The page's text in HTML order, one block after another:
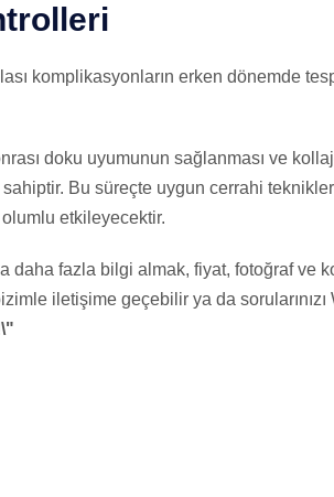
komplikasyonların erken dönemde
doku uyumunun sağlanması ve
sahiptir. Bu süreçte uygun cerrahi
etkileyecektir.
daha fazla bilgi almak, fiyat, fotoğraf ve
iletişime geçebilir ya da